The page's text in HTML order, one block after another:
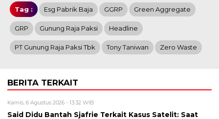
Tag : Esg Pabrik Baja GGRP Green Aggregate
GRP Gunung Raja Paksi Headline
PT Gunung Raja Paksi Tbk Tony Taniwan Zero Waste
BERITA TERKAIT
Kamis, 6 Agustus 2026 - 13:32 WIB
Said Didu Bantah Sjafrie Terkait Kasus Satelit: Saat